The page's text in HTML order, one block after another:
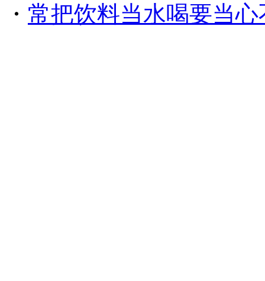
・ 常把饮料当水喝要当心